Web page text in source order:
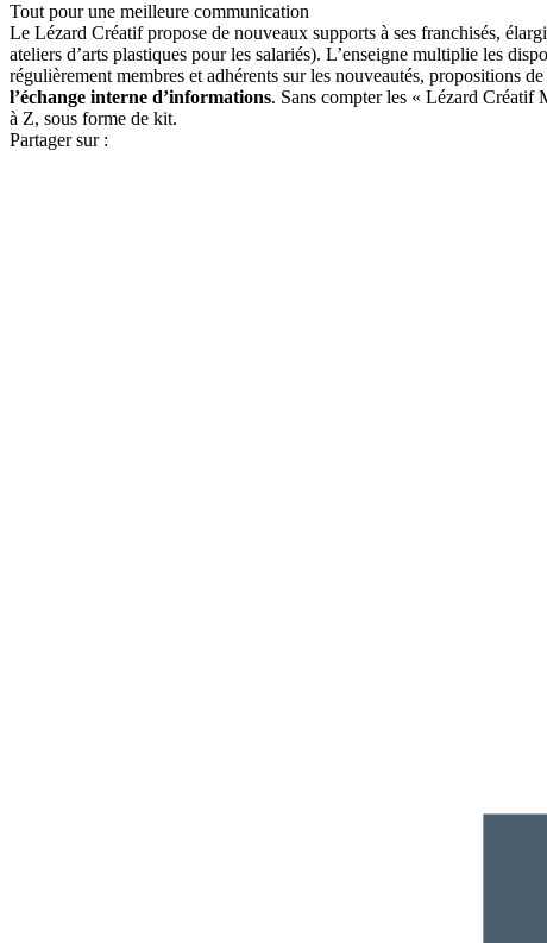
Tout pour une meilleure communication
Le Lézard Créatif propose de nouveaux supports à ses franchisés,
ateliers d’arts plastiques pour les salariés). L’enseigne multiplie les
régulièrement membres et adhérents sur les nouveautés, propositions
l’échange interne d’informations. Sans compter les « Lézard Créatif
à Z, sous forme de kit.
Partager sur :